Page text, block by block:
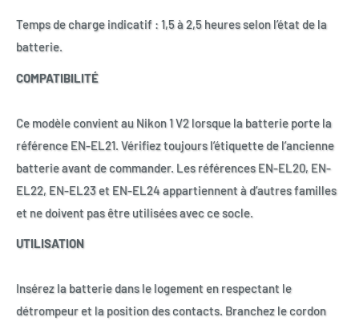
Temps de charge indicatif : 1,5 à 2,5 heures selon l’état de la
batterie.
COMPATIBILITÉ
Ce modèle convient au Nikon 1 V2 lorsque la batterie porte la
référence EN-EL21. Vérifiez toujours l’étiquette de l’ancienne
batterie avant de commander. Les références EN-EL20, EN-
EL22, EN-EL23 et EN-EL24 appartiennent à d’autres familles
et ne doivent pas être utilisées avec ce socle.
UTILISATION
Insérez la batterie dans le logement en respectant le
détrompeur et la position des contacts. Branchez le cordon